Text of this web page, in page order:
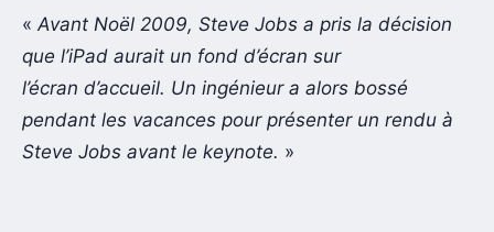
« Avant Noël 2009, Steve Jobs a pris la décision
que l’iPad aurait un fond d’écran sur
l’écran d’accueil. Un ingénieur a alors bossé
pendant les vacances pour présenter un rendu à
Steve Jobs avant le keynote. »